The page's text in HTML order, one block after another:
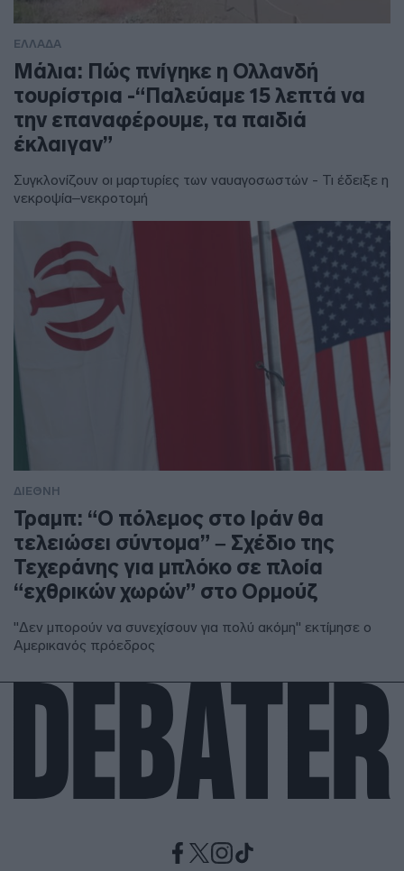
ΕΛΛΑΔΑ
Μάλια: Πώς πνίγηκε η Ολλανδή
τουρίστρια -“Παλεύαμε 15 λεπτά να
την επαναφέρουμε, τα παιδιά
έκλαιγαν”
Συγκλονίζουν οι μαρτυρίες των ναυαγοσωστών - Τι έδειξε η
νεκροψία–νεκροτομή
ΔΙΕΘΝΗ
Τραμπ: “Ο πόλεμος στο Ιράν θα
τελειώσει σύντομα” – Σχέδιο της
Τεχεράνης για μπλόκο σε πλοία
“εχθρικών χωρών” στο Ορμούζ
"Δεν μπορούν να συνεχίσουν για πολύ ακόμη" εκτίμησε ο
Αμερικανός πρόεδρος